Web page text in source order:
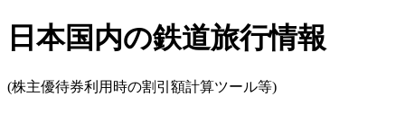
日本国内の鉄道旅行情報
(株主優待券利用時の割引額計算ツール等)